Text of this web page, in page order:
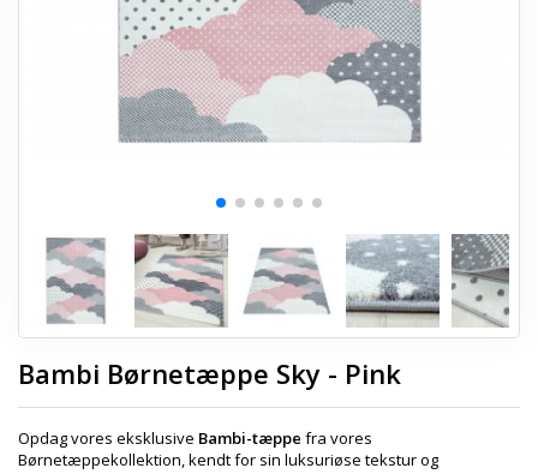
ENTREMØBLER
SPAR PENGE PÅ UDVALGTE VARER
Bambi Børnetæppe Sky - Pink
Opdag vores eksklusive Bambi-tæppe fra vores
Børnetæppekollektion, kendt for sin luksuriøse tekstur og